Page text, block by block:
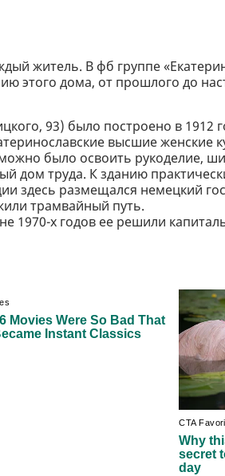
житель. В фб группе
этого дома, от прошлого до
93) было построено в 1912
высшие женские
было освоить рукоделие,
дом труда. К зданию
здесь размещался немецкий
трамвайный путь.
1970-х годов ее решили